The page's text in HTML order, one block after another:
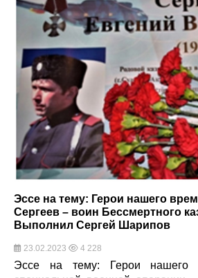
Эссе на тему: Герои нашего
Сергеев – воин Бессмертного
Выполнил Сергей Шарипов
23.02.2023 4 228
Эссе на тему: Герои нашего